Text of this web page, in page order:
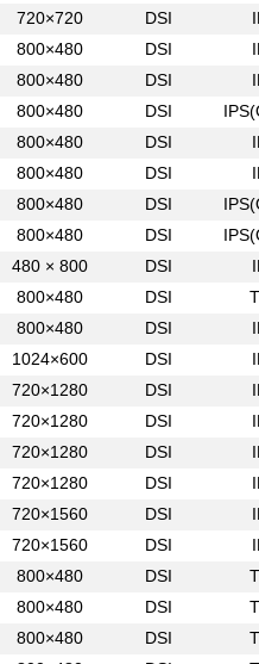
720×720 DSI
800×480 DSI
800×480 DSI
800×480 DSI
800×480 DSI
800×480 DSI
800×480 DSI
800×480 DSI
480 × 800 DSI
800×480 DSI
800×480 DSI
1024×600 DSI
720×1280 DSI
720×1280 DSI
720×1280 DSI
720×1280 DSI
720×1560 DSI
720×1560 DSI
800×480 DSI
800×480 DSI
800×480 DSI